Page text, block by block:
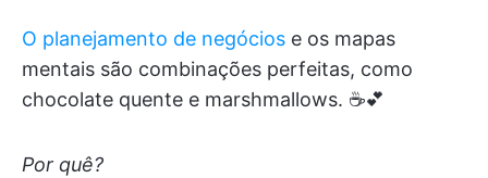
O planejamento de negócios e os mapas
mentais são combinações perfeitas, como
chocolate quente e marshmallows. ☕️💕
Por quê?